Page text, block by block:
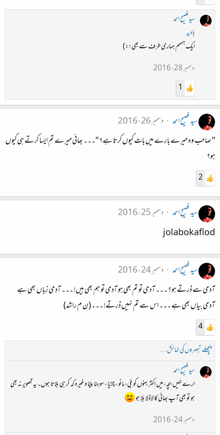
سید فصیح احمد
ہادیہ
ایک ہممم ہماری طرف سے بھی ! :)
دسمبر 28، 2016
1
سید فصیح احمد
دسمبر 26، 2016
" صاحب وہ میرے بارے میں بات کیوں کرتا ہے؟ "۔۔۔ بھائی میرے تم ایسا کرتے ہی کیوں
ہو؟
2
سید فصیح احمد
دسمبر 25، 2016
jolabokaflod
سید فصیح احمد
دسمبر 24، 2016
آدمی سے ڈرتے ہو؟ ۔۔۔ آدمی تو تم بھی ہو آدمی تو ہم بھی ہیں! ۔۔۔ آدمی زباں بھی ہے
آدمی بیاں بھی ہے ۔۔۔ اس سے تم نہیں ڈرتے! ۔۔۔ (ن م راشد)
4
پچھلے تبصروں کی نمائش…
سید فصیح احمد
ارے نہیں بچہ، میں اکثر بہنوں کو بلی، مانو ، چڑیا ، سوہنا بیٹا وغیرہ کہ کر ہی بلاتا ہوں۔ یہ تصویر نہ بھی
ہو تو بھی آپ بھائی کا لاڈلا بلا ہو
دسمبر 24، 2016